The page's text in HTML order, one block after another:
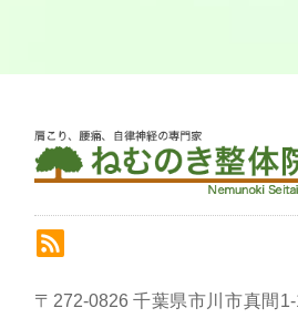
〒272-0826 千葉県市川市真間